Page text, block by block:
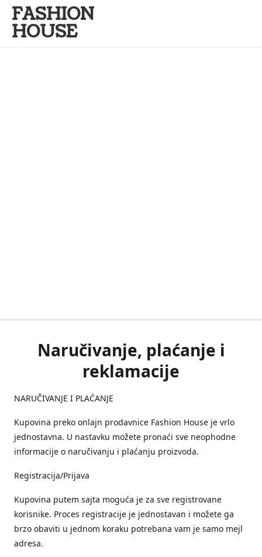
FASHION
HOUSE
Naručivanje, plaćanje i
reklamacije
NARUČIVANJE I PLAĆANJE
Kupovina preko onlajn prodavnice Fashion House je vrlo
jednostavna. U nastavku možete pronaći sve neophodne
informacije o naručivanju i plaćanju proizvoda.
Registracija/Prijava
Kupovina putem sajta moguća je za sve registrovane
korisnike. Proces registracije je jednostavan i možete ga
brzo obaviti u jednom koraku potrebana vam je samo mejl
adresa.